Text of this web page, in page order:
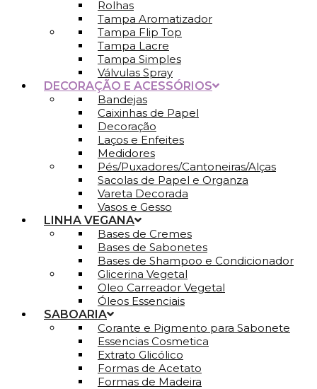
Rolhas
Tampa Aromatizador
Tampa Flip Top
Tampa Lacre
Tampa Simples
Válvulas Spray
DECORAÇÃO E ACESSÓRIOS
Bandejas
Caixinhas de Papel
Decoração
Laços e Enfeites
Medidores
Pés/Puxadores/Cantoneiras/Alças
Sacolas de Papel e Organza
Vareta Decorada
Vasos e Gesso
LINHA VEGANA
Bases de Cremes
Bases de Sabonetes
Bases de Shampoo e Condicionador
Glicerina Vegetal
Oleo Carreador Vegetal
Óleos Essenciais
SABOARIA
Corante e Pigmento para Sabonete
Essencias Cosmetica
Extrato Glicólico
Formas de Acetato
Formas de Madeira